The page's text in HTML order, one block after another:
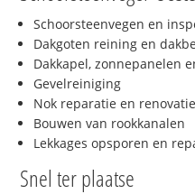
Schoorsteenvegen en
Dakgoten reining en
Dakkapel, zonnepanelen
Gevelreiniging
Nok reparatie en renovatie
Bouwen van rookkanalen
Lekkages opsporen en
Snel ter plaatse